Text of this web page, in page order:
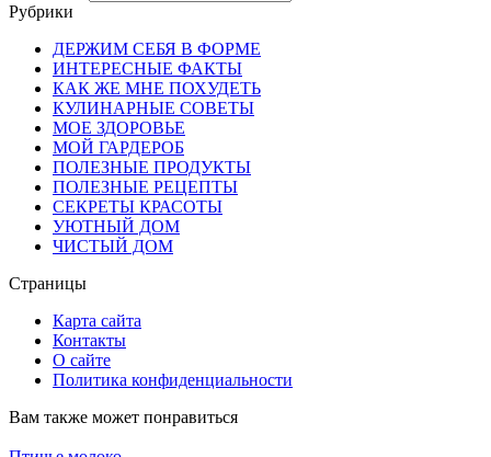
Рубрики
ДЕРЖИМ СЕБЯ В ФОРМЕ
ИНТЕРЕСНЫЕ ФАКТЫ
КАК ЖЕ МНЕ ПОХУДЕТЬ
КУЛИНАРНЫЕ СОВЕТЫ
МОЕ ЗДОРОВЬЕ
МОЙ ГАРДЕРОБ
ПОЛЕЗНЫЕ ПРОДУКТЫ
ПОЛЕЗНЫЕ РЕЦЕПТЫ
СЕКРЕТЫ КРАСОТЫ
УЮТНЫЙ ДОМ
ЧИСТЫЙ ДОМ
Страницы
Карта сайта
Контакты
О сайте
Политика конфиденциальности
Вам также может понравиться